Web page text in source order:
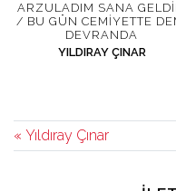
ARZULADIM SANA
/ BU GÜN CEMIYETTE
DEVRANDA
YILDIRAY ÇINAR
« Yıldıray Çınar